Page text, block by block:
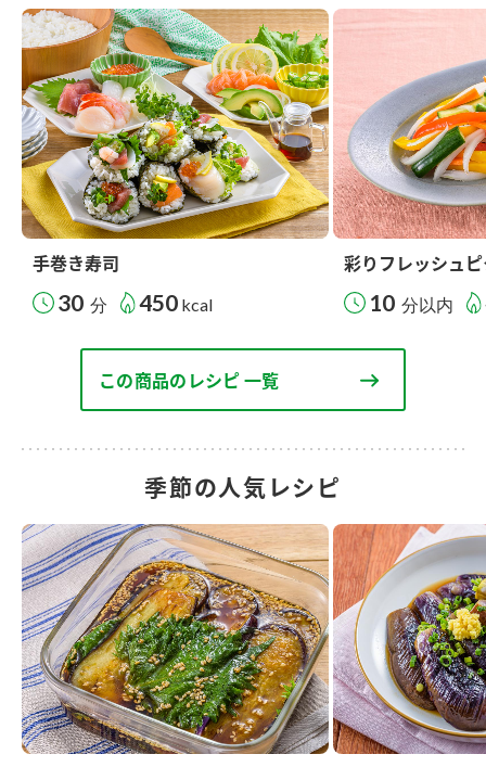
手巻き寿司
30 分 450 kcal
彩りフレッシュ
10 分以内
この商品のレシピ 一覧
季節の人気レシピ